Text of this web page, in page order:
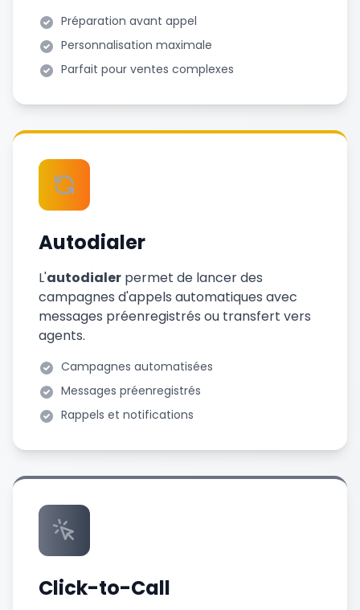
Préparation avant appel
Personnalisation maximale
Parfait pour ventes complexes
Autodialer
L'autodialer permet de lancer des
campagnes d'appels automatiques avec
messages préenregistrés ou transfert vers
agents.
Campagnes automatisées
Messages préenregistrés
Rappels et notifications
Click-to-Call